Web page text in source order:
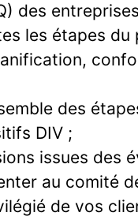
des
les étapes
des
DIV ;
issues des
au comité
de vos